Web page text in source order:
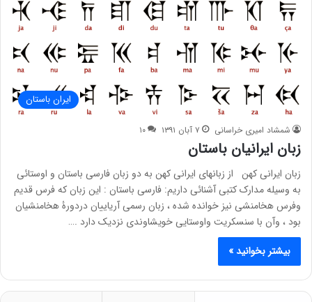
ایران باستان
شمشاد امیری خراسانی ۷ آبان ۱۳۹۱ ۱۰
زبان ایرانیان باستان
زبان ایرانی کهن از زبانهای ایرانی کهن به دو زبان فارسی باستان و اوستائی
به وسیله مدارک کتبی آشنائی داریم: فارسی باستان : این زبان که فرس قدیم
وفرس هخامنشی نیز خوانده شده ، زبان رسمی آریاییان دردورۀ هخامنشیان
بود ، وآن با سنسکریت واوستایی خویشاوندی نزدیک دارد .…
بیشتر بخوانید »